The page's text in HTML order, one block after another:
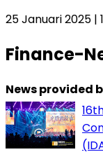
25 Januari 2025 |
Finance-
News provided